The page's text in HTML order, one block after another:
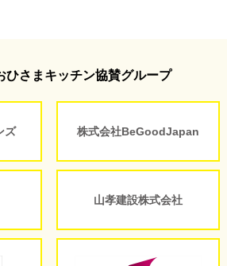
ひさまキッチン協賛グループ
ズ 株式会社BeGoodJapan
山孝建設株式会社